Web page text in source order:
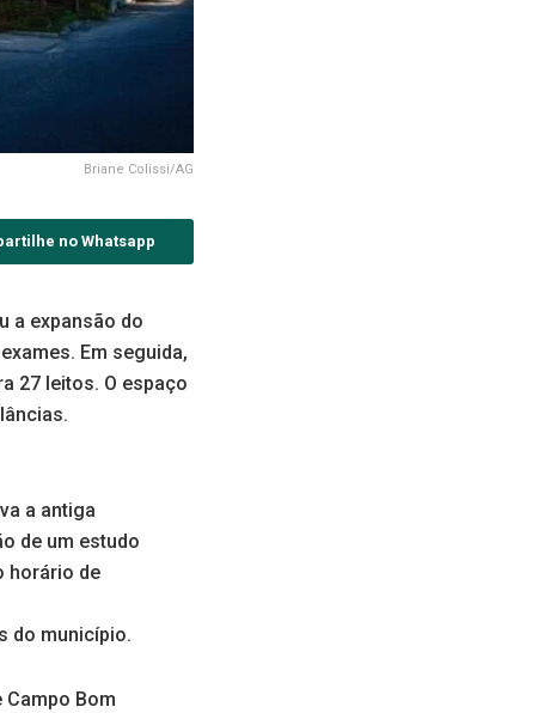
Briane Colissi/AG
no Whatsapp
a expansão do
Em seguida,
27 leitos. O espaço
a antiga
de um estudo
horário de
do município.
Bom